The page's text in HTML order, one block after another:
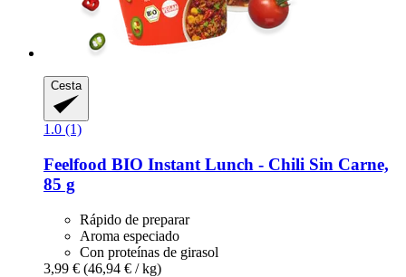
Cesta
1.0 (1)
Feelfood BIO Instant Lunch -​ Chili Sin Carne,
85 g
Rápido de preparar
Aroma especiado
Con proteínas de girasol
3,99 € (46,94 € / kg)